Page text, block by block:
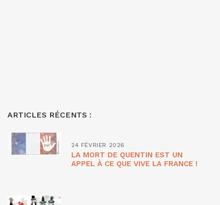
ARTICLES RÉCENTS :
24 FÉVRIER 2026
LA MORT DE QUENTIN EST UN
APPEL À CE QUE VIVE LA FRANCE !